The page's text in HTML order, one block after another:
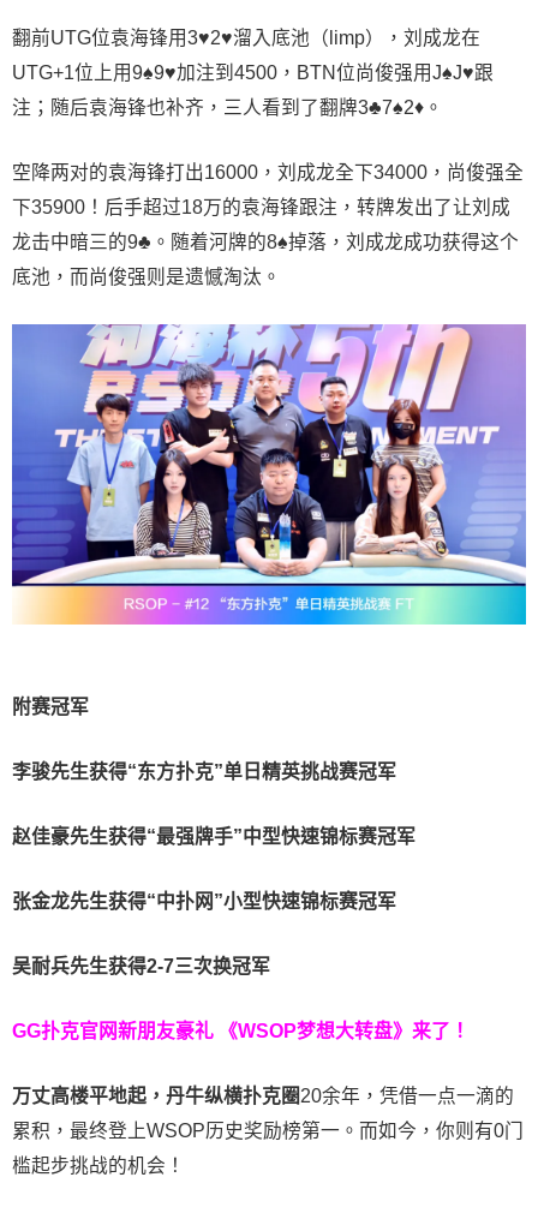
翻前UTG位袁海锋用3♥️2♥️溜入底池（limp），刘成龙在
UTG+1位上用9♠️9♥️加注到4500，BTN位尚俊强用J♠️J♥️跟
注；随后袁海锋也补齐，三人看到了翻牌3♣️7♠️2♦️。
空降两对的袁海锋打出16000，刘成龙全下34000，尚俊强全
下35900！后手超过18万的袁海锋跟注，转牌发出了让刘成
龙击中暗三的9♣️。随着河牌的8♠️掉落，刘成龙成功获得这个
底池，而尚俊强则是遗憾淘汰。
附赛冠军
李骏先生获得“东方扑克”单日精英挑战赛冠军
赵佳豪先生获得“最强牌手”中型快速锦标赛冠军
张金龙先生获得“中扑网”小型快速锦标赛冠军
吴耐兵先生获得2-7三次换冠军
GG扑克官网新朋友豪礼 《WSOP梦想大转盘》来了！
万丈高楼平地起，丹牛纵横扑克圈20余年，凭借一点一滴的
累积，最终登上WSOP历史奖励榜第一。而如今，你则有0门
槛起步挑战的机会！